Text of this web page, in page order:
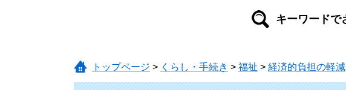
トップページ > くらし・手続き > 福祉 > 経済的負担の軽減